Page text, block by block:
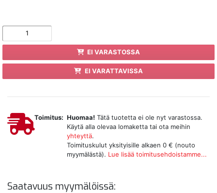
EI VARASTOSSA
EI VARATTAVISSA
Toimitus: Huomaa! Tätä tuotetta ei ole nyt varastossa.
Käytä alla olevaa lomaketta tai ota meihin
yhteyttä.
Toimituskulut yksityisille alkaen 0 € (nouto
myymälästä). Lue lisää toimitusehdoistamme...
Saatavuus myymälöissä: